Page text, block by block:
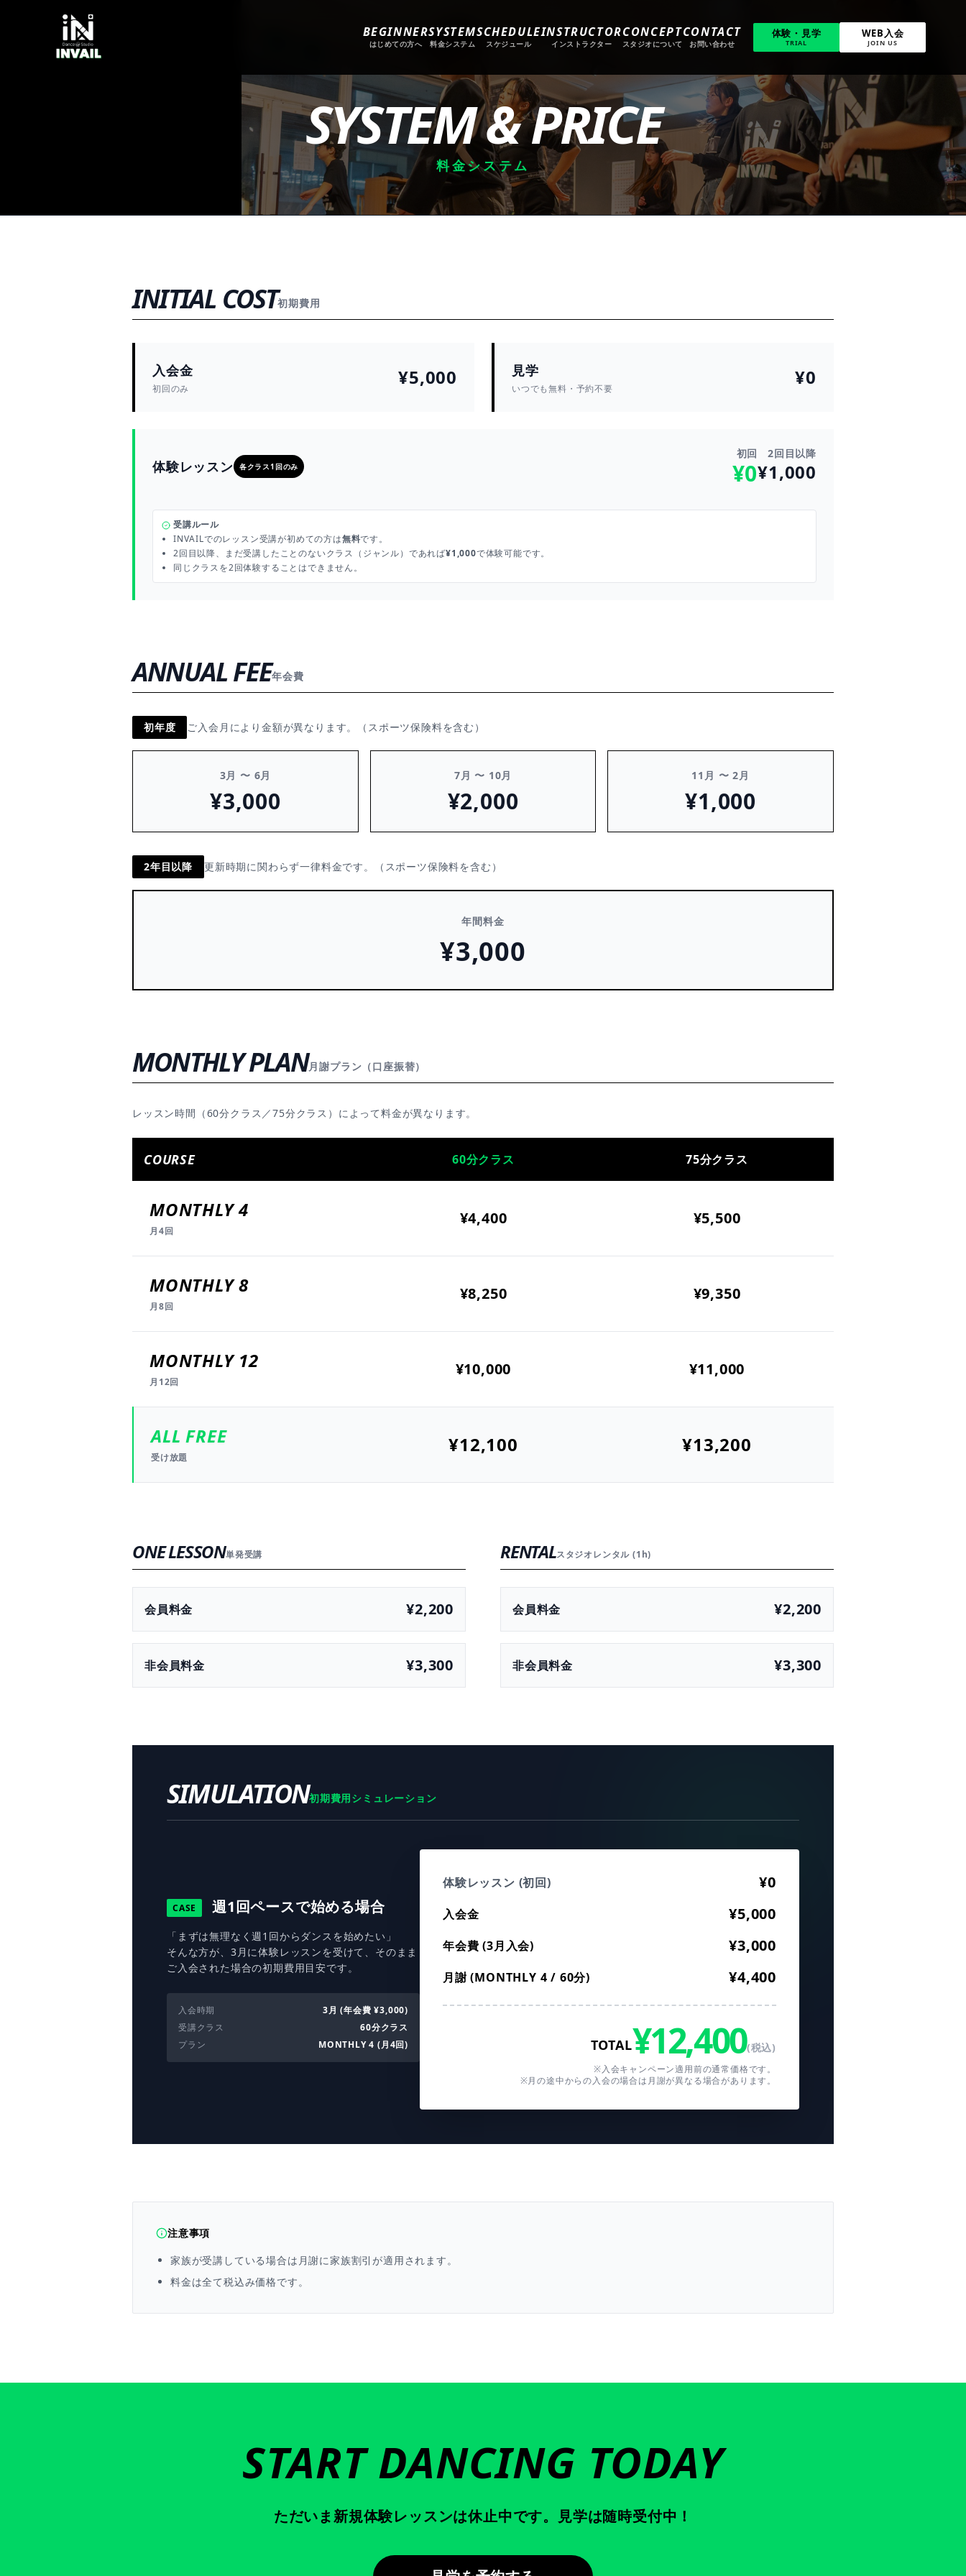
BEGINNER
はじめての方へ
SYSTEM
料金システム
SCHEDULE
スケジュール
INSTRUCTOR
インストラクター
CONCEPT
スタジオについて
CONTACT
お問い合わせ
体験・見学
TRIAL
WEB入会
JOIN US
SYSTEM & PRICE
料金システム
INITIAL COST初期費用
入会金
初回のみ ¥5,000 見学
いつでも無料・予約不要 ¥0
体験レッスン 各クラス1回のみ
初回
¥0
2回目以降
¥1,000
受講ルール
INVAILでのレッスン受講が初めての方は無料です。
2回目以降、まだ受講したことのないクラス（ジャンル）であれば¥1,000で体験可能です。
同じクラスを2回体験することはできません。
ANNUAL FEE年会費
初年度 ご入会月により金額が異なります。（スポーツ保険料を含む）
3月 〜 6月
¥3,000
7月 〜 10月
¥2,000
11月 〜 2月
¥1,000
2年目以降 更新時期に関わらず一律料金です。（スポーツ保険料を含む）
年間料金
¥3,000
MONTHLY PLAN月謝プラン（口座振替）
レッスン時間（60分クラス／75分クラス）によって料金が異なります。
COURSE 60分クラス 75分クラス
MONTHLY 4
月4回
¥4,400 ¥5,500
MONTHLY 8
月8回
¥8,250 ¥9,350
MONTHLY 12
月12回
¥10,000 ¥11,000
ALL FREE
受け放題
¥12,100 ¥13,200
ONE LESSON単発受講
会員料金 ¥2,200
非会員料金 ¥3,300
RENTALスタジオレンタル (1h)
会員料金 ¥2,200
非会員料金 ¥3,300
SIMULATION初期費用シミュレーション
CASE 週1回ペースで始める場合
「まずは無理なく週1回からダンスを始めたい」
そんな方が、3月に体験レッスンを受けて、そのまま
ご入会された場合の初期費用目安です。
入会時期
3月 (年会費 ¥3,000)
受講クラス
60分クラス
プラン
MONTHLY 4 (月4回)
体験レッスン (初回) ¥0
入会金 ¥5,000
年会費 (3月入会) ¥3,000
月謝 (MONTHLY 4 / 60分) ¥4,400
TOTAL¥12,400(税込)
※入会キャンペーン適用前の通常価格です。
※月の途中からの入会の場合は月謝が異なる場合があります。
注意事項
家族が受講している場合は月謝に家族割引が適用されます。
料金は全て税込み価格です。
START DANCING TODAY
ただいま新規体験レッスンは休止中です。 見学は随時受付中！